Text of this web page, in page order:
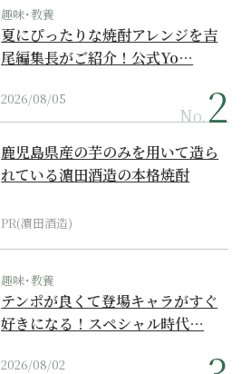
趣味･教養
夏にぴったりな焼酎アレンジを吉
尾編集長がご紹介！公式Yo…
2026/08/05
No.
鹿児島県産の芋のみを用いて造ら
れている濵田酒造の本格焼酎
PR(濵田酒造)
趣味･教養
テンポが良くて登場キャラがすぐ
好きになる！スペシャル時代…
2026/08/02